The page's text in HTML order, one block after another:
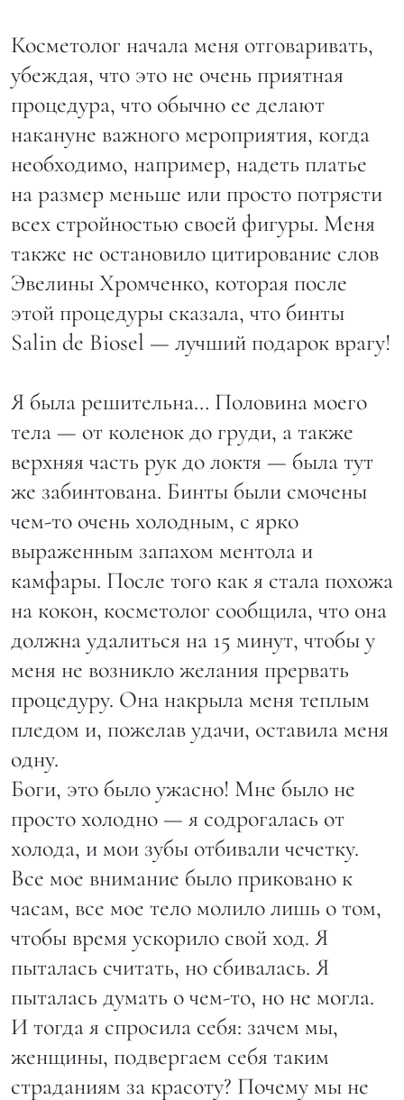
Косметолог начала меня отговаривать,
убеждая, что это не очень приятная
процедура, что обычно ее делают
накануне важного мероприятия, когда
необходимо, например, надеть платье
на размер меньше или просто потрясти
всех стройностью своей фигуры. Меня
также не остановило цитирование слов
Эвелины Хромченко, которая после
этой процедуры сказала, что бинты
Salin de Biosel — лучший подарок врагу!
Я была решительна… Половина моего
тела — от коленок до груди, а также
верхняя часть рук до локтя — была тут
же забинтована. Бинты были смочены
чем-то очень холодным, с ярко
выраженным запахом ментола и
камфары. После того как я стала похожа
на кокон, косметолог сообщила, что она
должна удалиться на 15 минут, чтобы у
меня не возникло желания прервать
процедуру. Она накрыла меня теплым
пледом и, пожелав удачи, оставила меня
одну.
Боги, это было ужасно! Мне было не
просто холодно — я содрогалась от
холода, и мои зубы отбивали чечетку.
Все мое внимание было приковано к
часам, все мое тело молило лишь о том,
чтобы время ускорило свой ход. Я
пыталась считать, но сбивалась. Я
пыталась думать о чем-то, но не могла.
И тогда я спросила себя: зачем мы,
женщины, подвергаем себя таким
страданиям за красоту? Почему мы не